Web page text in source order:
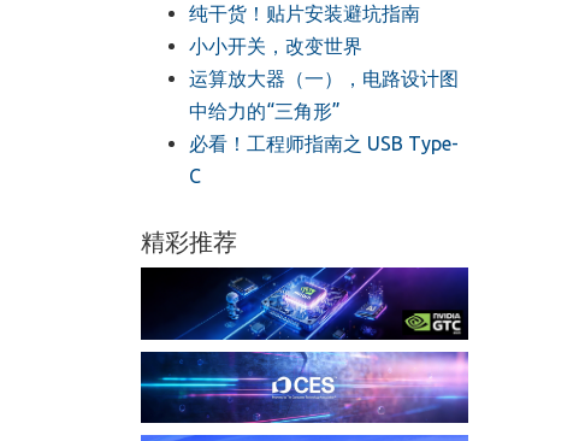
纯干货！贴片安装避坑指南
小小开关，改变世界
运算放大器（一），电路设计图
中给力的“三角形”
必看！工程师指南之 USB Type-
C
精彩推荐